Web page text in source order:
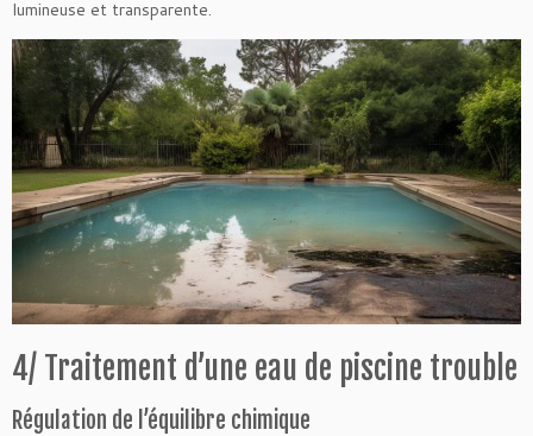
lumineuse et transparente.
4/ Traitement d’une eau de piscine trouble
Régulation de l’équilibre chimique